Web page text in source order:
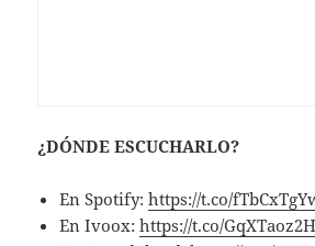
¿DÓNDE ESCUCHARLO?
En Spotify:https://t.co/
En Ivoox:https://t.co/